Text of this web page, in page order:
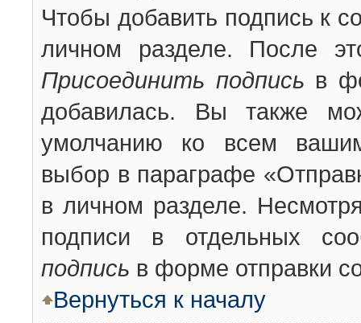
Чтобы добавить подпись к
личном разделе. После
Присоединить подпись в
добавилась. Вы также
умолчанию ко всем
выбор в параграфе
в личном разделе.
подписи в отдельных
подпись в форме отправки
Вернуться к началу